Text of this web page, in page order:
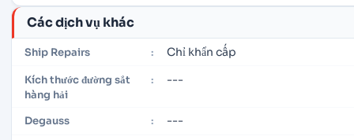
Các dịch vụ khác
Ship Repairs : Chỉ khẩn cấp
Kích thước đường sắt
hàng hải
: ---
Degauss : ---